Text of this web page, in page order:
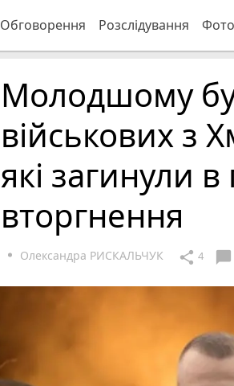
Обговорення Розслідування
Молодшому
військових з
які загинули
вторгнення
Олександра РИСКАЛЬЧУК share 4 chat_bubble